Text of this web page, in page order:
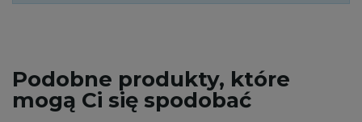
Podobne produkty, które
mogą Ci się spodobać